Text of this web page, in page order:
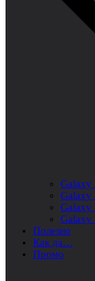
Galaxy
Galaxy
Galaxy
Galaxy
Полезно
Как да…
Промо